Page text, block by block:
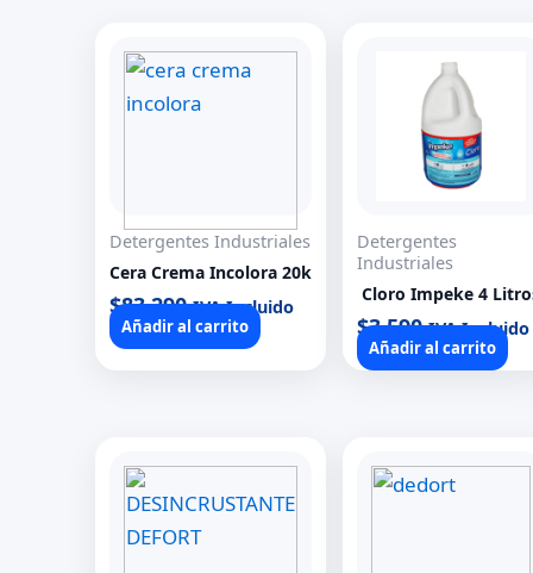
Detergentes Industriales
Cera Crema Incolora 20k
$83.290 IVA Incluido
Añadir al carrito
Detergentes
Industriales
Cloro Impeke 4
$3.590 IVA Incluido
Añadir al carrito